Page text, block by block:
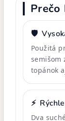
🛡️
Použitá
semišom
topánok
⚡
Dva